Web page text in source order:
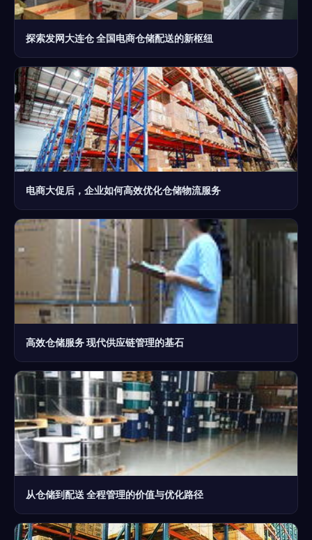
探索发网大连仓 全国电商仓储配送的新枢纽
电商大促后，企业如何高效优化仓储物流服务
高效仓储服务 现代供应链管理的基石
从仓储到配送 全程管理的价值与优化路径